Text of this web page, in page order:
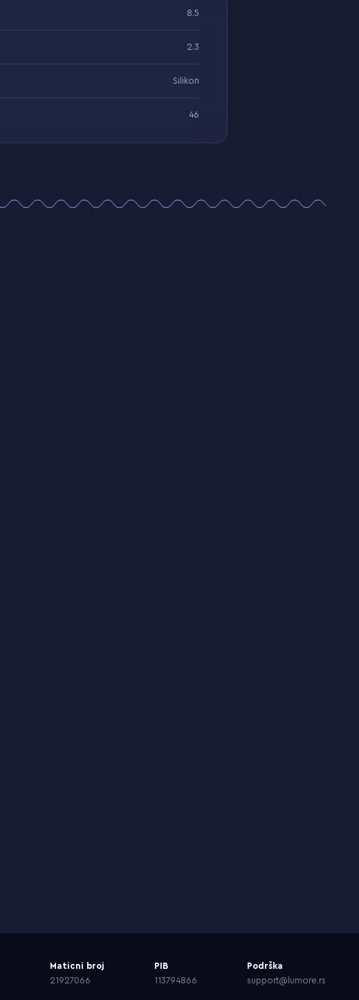
8.5
2.3
Silikon
46
Maticni broj
21927066
PIB
113794866
Podrška
support@lumore.rs